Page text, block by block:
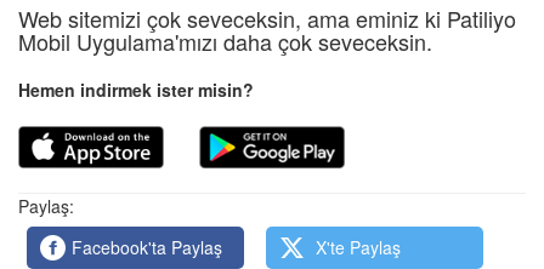
Web sitemizi çok seveceksin, ama eminiz ki Patiliyo
Mobil Uygulama'mızı daha çok seveceksin.
Hemen indirmek ister misin?
Paylaş:
Facebook'ta Paylaş
X'te Paylaş